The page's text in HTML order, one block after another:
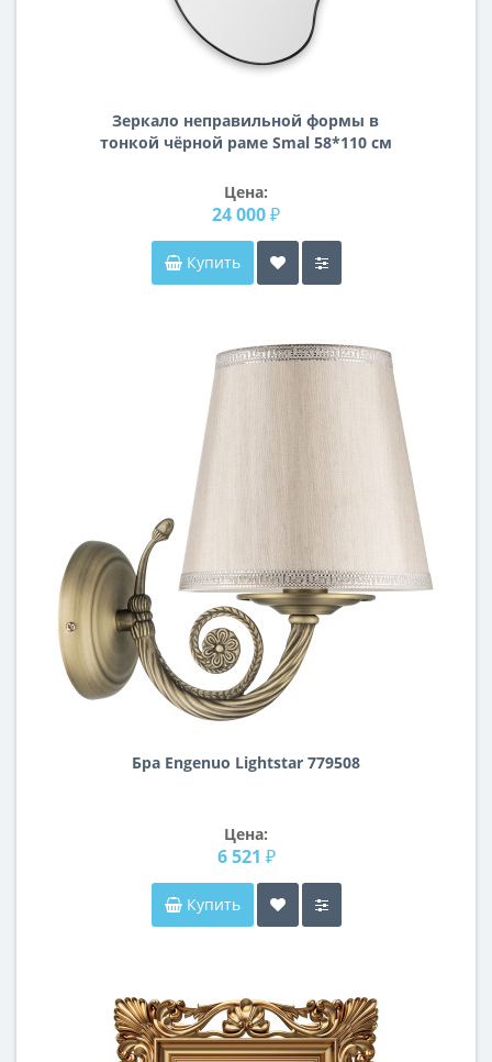
Зеркало неправильной формы в
тонкой чёрной раме Smal 58*110 см
Цена:
24 000 ₽
Купить
Бра Engenuo Lightstar 779508
Цена:
6 521 ₽
Купить